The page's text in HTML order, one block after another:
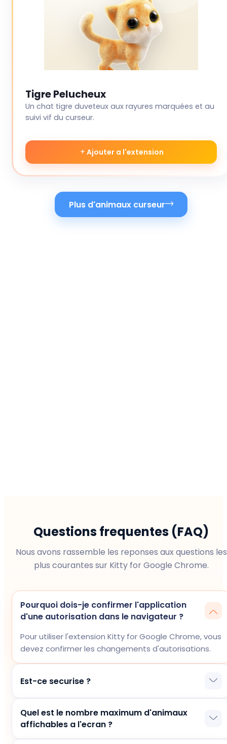
Tigre Pelucheux
Un chat tigre duveteux aux rayures marquées et au
suivi vif du curseur.
Ajouter a l'extension
Plus d'animaux curseur
Questions frequentes (FAQ)
Nous avons rassemble les reponses aux questions les
plus courantes sur Kitty for Google Chrome.
Pourquoi dois-je confirmer l'application
d'une autorisation dans le navigateur ?
Pour utiliser l'extension Kitty for Google Chrome, vous
devez confirmer les changements d'autorisations.
Est-ce securise ?
verifications du Chrome Web Store, ce qui confirme
qu'il est sur.
Quel est le nombre maximum d'animaux
affichables a l'ecran ?